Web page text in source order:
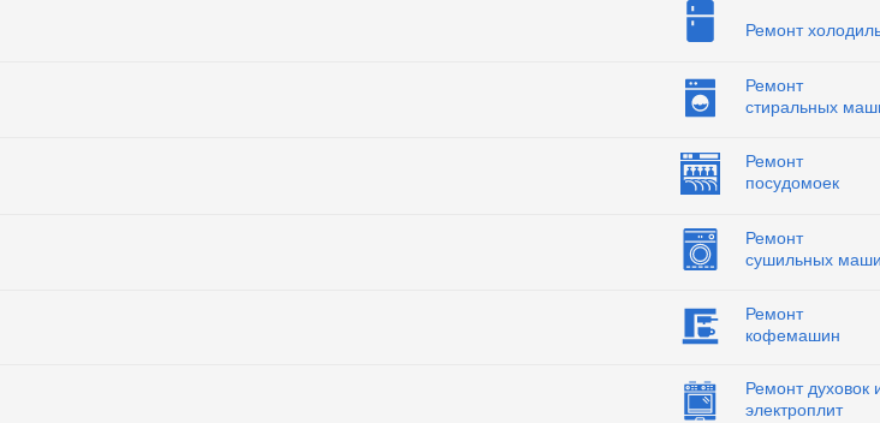
Ремонт
Ремонт
стиральных
Ремонт
посудомоек
Ремонт
сушильных
Ремонт
кофемашин
Ремонт духовок
электроплит